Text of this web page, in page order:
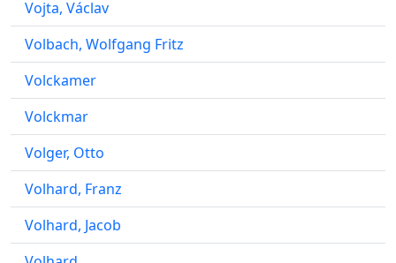
Vojta, Václav
Volbach, Wolfgang Fritz
Volckamer
Volckmar
Volger, Otto
Volhard, Franz
Volhard, Jacob